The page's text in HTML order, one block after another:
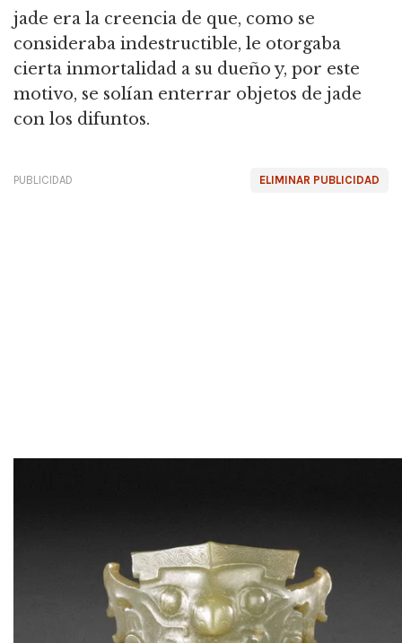
jade era la creencia de que, como se
consideraba indestructible, le otorgaba
cierta inmortalidad a su dueño y, por este
motivo, se solían enterrar objetos de jade
con los difuntos.
ELIMINAR PUBLICIDAD
PUBLICIDAD